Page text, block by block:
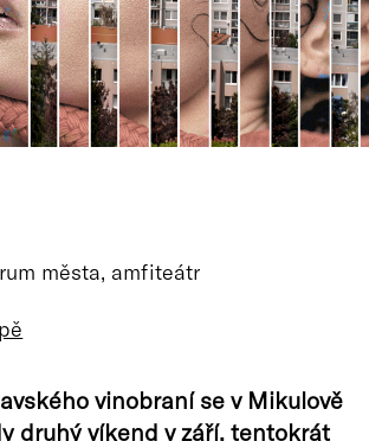
města, amfiteátr
vinobraní se v Mikulově
druhý víkend v září, tentokrát